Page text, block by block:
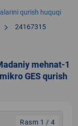
qurish huquqi
chevron_right 24167315
mehnat-1
GES qurish
Rasm 1 / 4